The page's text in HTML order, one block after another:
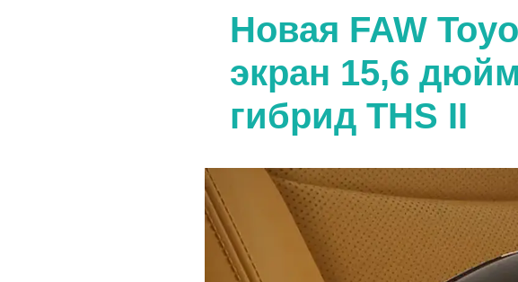
Новая FAW
экран 15,6
гибрид THS II